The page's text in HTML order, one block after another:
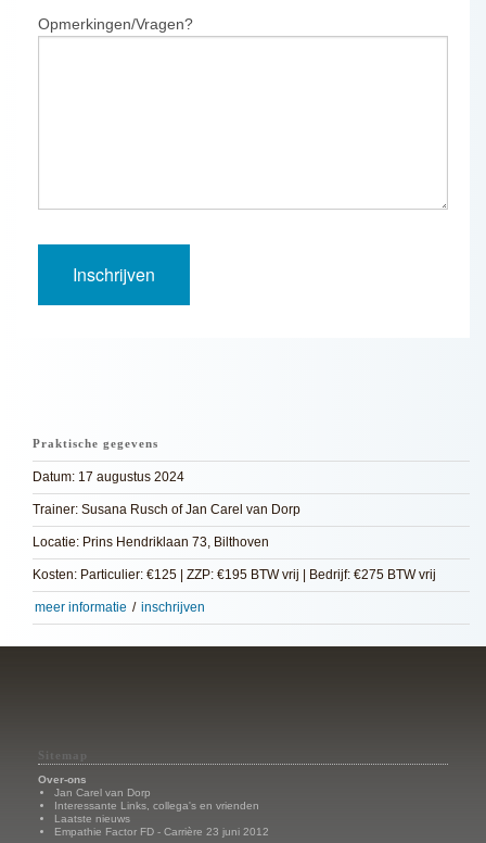
Opmerkingen/Vragen?
Praktische gegevens
Datum: 17 augustus 2024
Trainer: Susana Rusch of Jan Carel van Dorp
Locatie: Prins Hendriklaan 73, Bilthoven
Kosten: Particulier: €125 | ZZP: €195 BTW vrij | Bedrijf: €275 BTW vrij
meer informatie / inschrijven
Sitemap
Over-ons
Jan Carel van Dorp
Interessante Links, collega's en vrienden
Laatste nieuws
Empathie Factor FD - Carrière 23 juni 2012